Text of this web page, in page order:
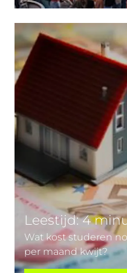
Wat kost studeren
per maand kwijt?
Leestijd: 4